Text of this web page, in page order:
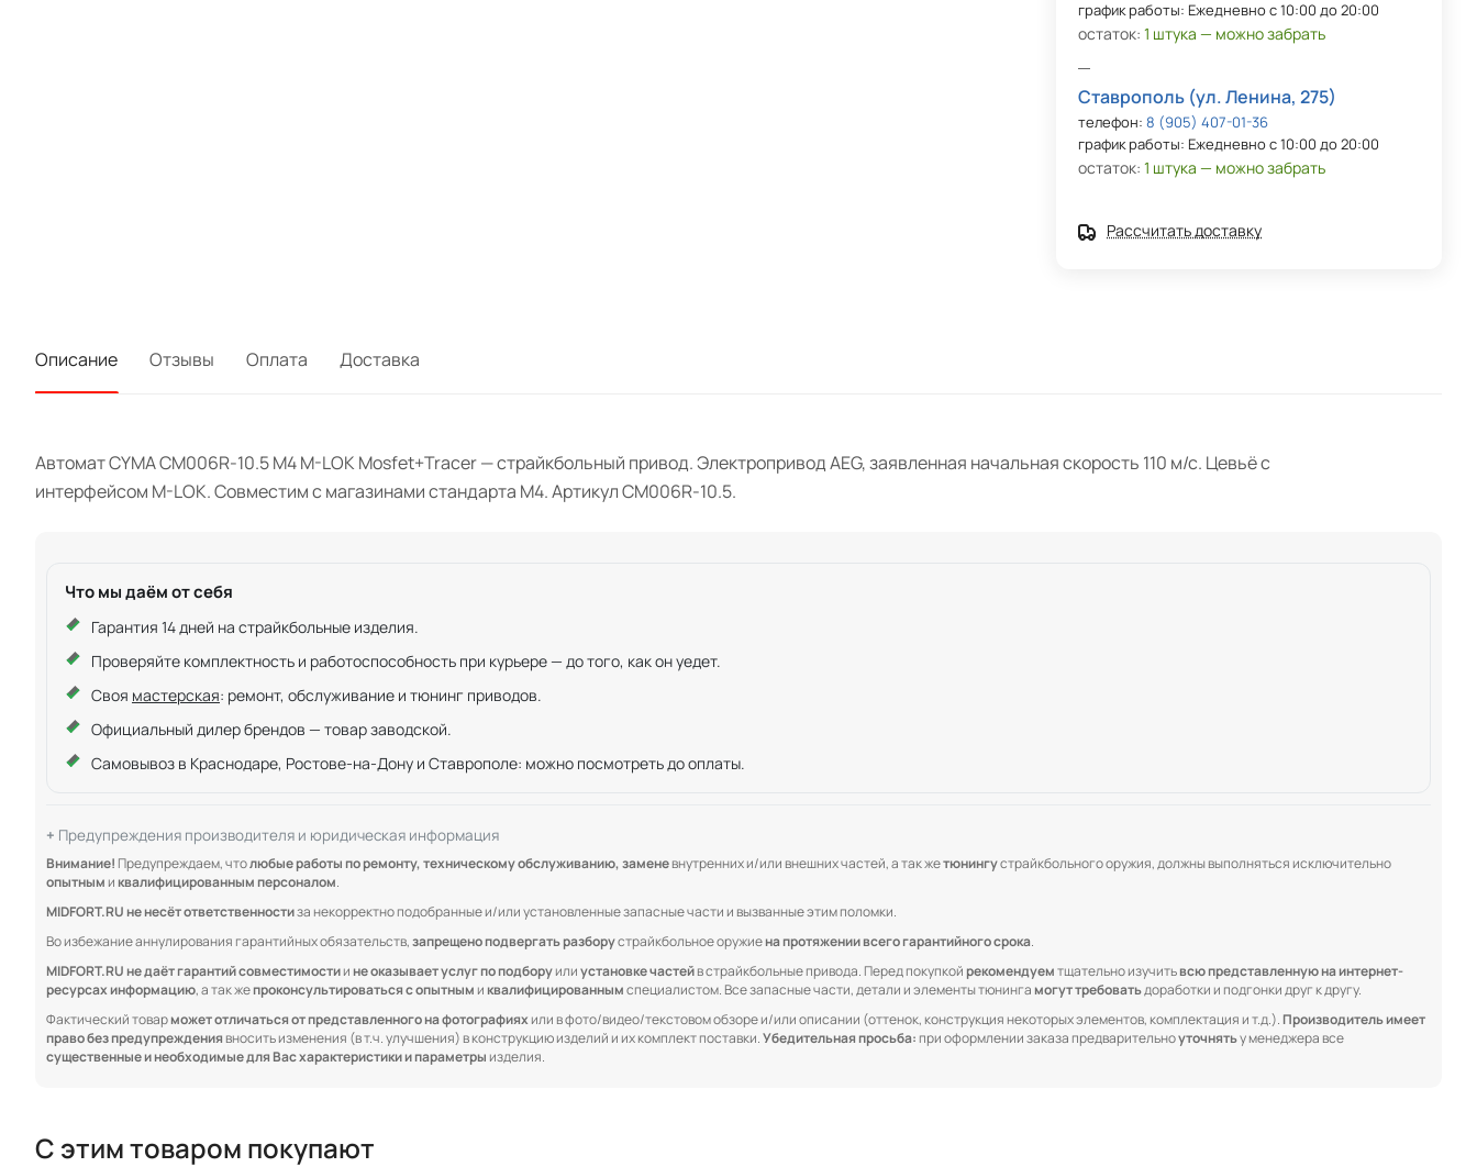
график работы: Ежедневно с 10:00 до 20:00
остаток:1 штука — можно забрать
Ставрополь (ул. Ленина, 275)
телефон:8 (905) 407-01-36
график работы: Ежедневно с 10:00 до 20:00
остаток:1 штука — можно забрать
Рассчитать доставку
Описание Отзывы Оплата Доставка
Автомат CYMA CM006R-10.5 M4 M-LOK Mosfet+Tracer — страйкбольный привод. Электропривод AEG, заявленная начальная скорость 110 м/с. Цевьё с
интерфейсом M-LOK. Совместим с магазинами стандарта M4. Артикул CM006R-10.5.
Что мы даём от себя
Гарантия 14 дней на страйкбольные изделия.
Проверяйте комплектность и работоспособность при курьере — до того, как он уедет.
Своя мастерская: ремонт, обслуживание и тюнинг приводов.
Официальный дилер брендов — товар заводской.
Самовывоз в Краснодаре, Ростове-на-Дону и Ставрополе: можно посмотреть до оплаты.
Предупреждения производителя и юридическая информация
Внимание! Предупреждаем, чтолюбые работы по ремонту, техническому обслуживанию, заменевнутренних и/или внешних частей, а так жетюнингустрайкбольного оружия, должны выполняться исключительно
опытнымиквалифицированным персоналом.
MIDFORT.RU не несёт ответственностиза некорректно подобранные и/или установленные запасные части и вызванные этим поломки.
Во избежание аннулирования гарантийных обязательств,запрещено подвергать разборустрайкбольное оружиена протяжении всего гарантийного срока.
MIDFORT.RU не даёт гарантий совместимостиине оказывает услуг по подборуилиустановке частейв страйкбольные привода. Перед покупкойрекомендуемтщательно изучитьвсю представленную на интернет-
ресурсах информацию, а так жепроконсультироваться с опытнымиквалифицированнымспециалистом. Все запасные части, детали и элементы тюнингамогут требоватьдоработки и подгонки друг к другу.
Фактический товарможет отличаться от представленного на фотографияхили в фото/видео/текстовом обзоре и/или описании (оттенок, конструкция некоторых элементов, комплектация и т.д.). Производитель имеет
право без предупреждениявносить изменения (в т.ч. улучшения) в конструкцию изделий и их комплект поставки.Убедительная просьба:при оформлении заказа предварительноуточнятьу менеджера все
существенные и необходимые для Вас характеристики и параметрыизделия.
С этим товаром покупают